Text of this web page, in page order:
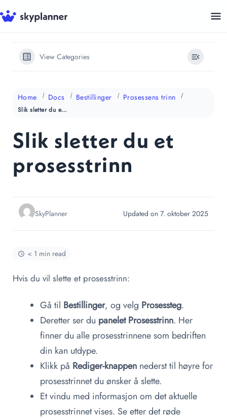
Hopp
til
View Categories
Home Docs Bestillinger Prosessens trinn
Slik sletter du et prosesstrinn
Slik sletter du et
prosesstrinn
SkyPlanner Updated on 7. oktober 2025
< 1 min read
Hvis du vil slette et prosesstrinn:
Gå til Bestillinger, og velg Prosessteg.
Deretter ser du panelet Prosesstrinn. Her
finner du alle prosesstrinnene som bedriften
din kan utdype.
Klikk på Rediger-knappen nederst til høyre for
prosesstrinnet du ønsker å slette.
Et vindu med informasjon om det aktuelle
prosesstrinnet vises. Se etter detrøde